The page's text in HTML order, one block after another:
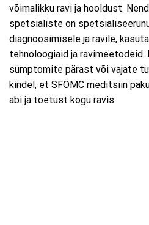
võimalikku ravi ja hooldust.
spetsialiste on
diagnoosimisele ja ravile,
tehnoloogiaid ja
sümptomite pärast või vajate
kindel, et SFOMC meditsiin
abi ja toetust kogu ravis.